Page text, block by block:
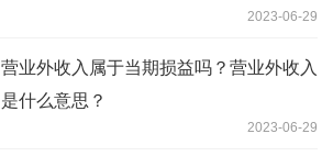
2023-06-29
营业外收入属于当期损益吗？营业外收入
是什么意思？
2023-06-29